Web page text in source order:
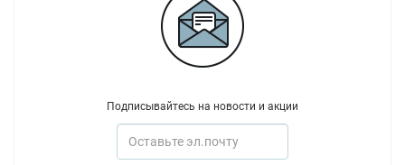
Подписывайтесь на новости и акции